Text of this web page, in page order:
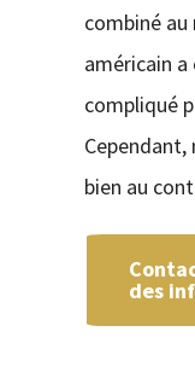
combiné
américain
compliqué
Cependant,
bien au
des